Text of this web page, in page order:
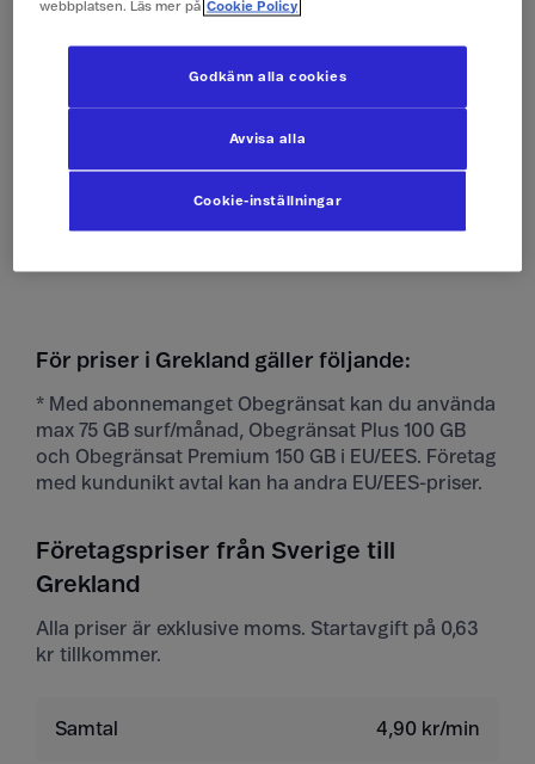
Skicka sms Som hemma
För priser i Grekland gäller följande:
* Med abonnemanget Obegränsat kan du använda
max 75 GB surf/månad, Obegränsat Plus 100 GB
och Obegränsat Premium 150 GB i EU/EES. Företag
med kundunikt avtal kan ha andra EU/EES-priser.
Företagspriser från Sverige till
Grekland
Alla priser är exklusive moms. Startavgift på 0,63
kr tillkommer.
Samtal 4,90 kr/min
webbplatsen. Läs mer på Cookie Policy
Cookie-inställningar
Avvisa alla
Godkänn alla cookies